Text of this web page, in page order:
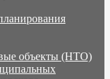
объекты (НТО)